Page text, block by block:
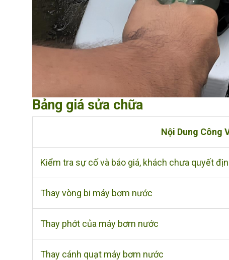
Bảng giá sửa chữa
Nội Dung Công
Kiểm tra sự cố và báo giá, khách chưa quyết
Thay vòng bi máy bơm nước
Thay phớt của máy bơm nước
Thay cánh quạt máy bơm nước